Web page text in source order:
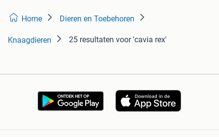
Home Dieren en Toebehoren
Knaagdieren 25 resultaten voor 'cavia rex'